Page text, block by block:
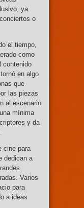
ya
o
el tiempo,
como
contenido
en algo
que
las piezas
al escenario
mínima
y da
cine para
dedican a
Varios
para
a ideas